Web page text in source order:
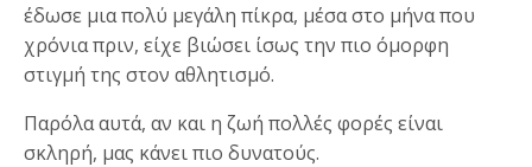
έδωσε μια πολύ μεγάλη πίκρα, μέσα στο μήνα που
χρόνια πριν, είχε βιώσει ίσως την πιο όμορφη
στιγμή της στον αθλητισμό.
Παρόλα αυτά, αν και η ζωή πολλές φορές είναι
σκληρή, μας κάνει πιο δυνατούς.